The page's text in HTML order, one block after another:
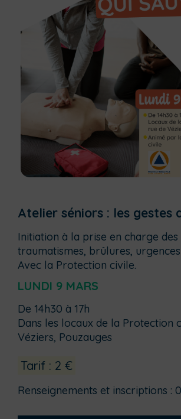
Atelier séniors : les gestes
Initiation à la prise en charge des
traumatismes, brûlures,
Avec la Protection civile.
LUNDI 9 MARS
De 14h30 à 17h
Dans les locaux de la Protection
Véziers, Pouzauges
Tarif : 2 €
Renseignements et inscriptions :